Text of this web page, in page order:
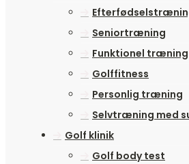
Seniortræning
Funktionel træning
Golffitness
Personlig træning
Selvtræning med
Golf klinik
Golf body test